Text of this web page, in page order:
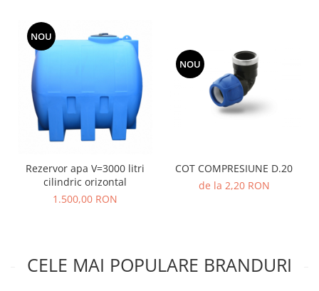
NOU
Rezervor apa V=3000 litri
cilindric orizontal
1.500,00 RON
NOU
COT COMPRESIUNE D.20
de la 2,20 RON
CELE MAI POPULARE BRANDURI